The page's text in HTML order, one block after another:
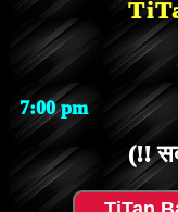
7:00 pm
(!!